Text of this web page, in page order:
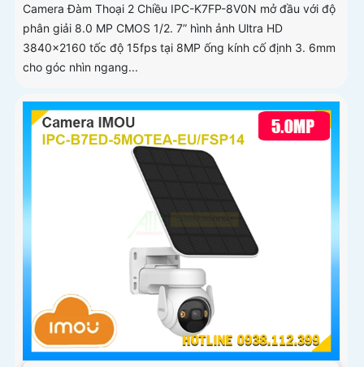
Camera Đàm Thoại 2 Chiều IPC-K7FP-8V0N mở đầu với độ
phân giải 8.0 MP CMOS 1/2. 7” hình ảnh Ultra HD
3840×2160 tốc độ 15fps tại 8MP ống kính cố định 3. 6mm
cho góc nhìn ngang...